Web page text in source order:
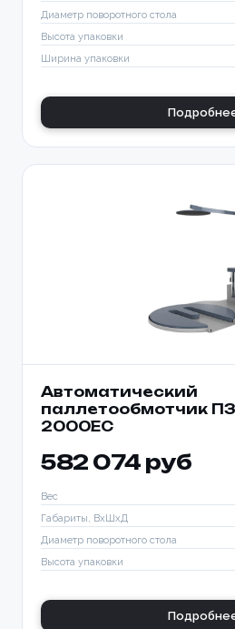
Диаметр поворотного стола
Высота упаковки
Ширина упаковки
Автоматический
паллетообмотчик
2000EC
582 074 руб
Вес
Габариты, ВхШхД
Диаметр поворотного стола
Высота упаковки